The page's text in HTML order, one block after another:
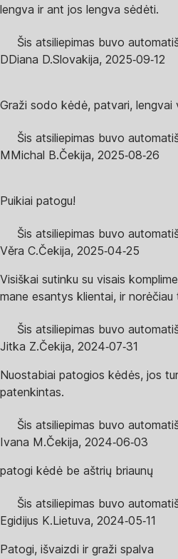
lengva ir ant jos lengva sėdėti.
Šis atsiliepimas buvo
DDiana D.Slovakija, 2025‑09‑12
Graži sodo kėdė, patvari, lengvai
Šis atsiliepimas buvo
MMichal B.Čekija, 2025‑08‑26
Puikiai patogu!
Šis atsiliepimas buvo
Věra C.Čekija, 2025‑04‑25
Visiškai sutinku su visais
mane esantys klientai, ir
Šis atsiliepimas buvo
Jitka Z.Čekija, 2024‑07‑31
Nuostabiai patogios kėdės, jos
patenkintas.
Šis atsiliepimas buvo
Ivana M.Čekija, 2024‑06‑03
patogi kėdė be aštrių briaunų
Šis atsiliepimas buvo
Egidijus K.Lietuva, 2024‑05‑11
Patogi, išvaizdi ir graži spalva